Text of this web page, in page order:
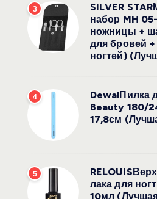
3
SILVER
набор MH
ножницы +
для бровей
ногтей)
4
DewalПилка
Beauty 180/
17,8см
5
лака для
10мл